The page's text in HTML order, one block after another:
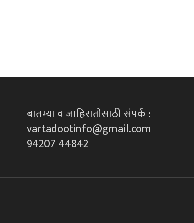
बातम्या व जाहिरातीसाठी संपर्क :
vartadootinfo@gmail.com
94207 44842